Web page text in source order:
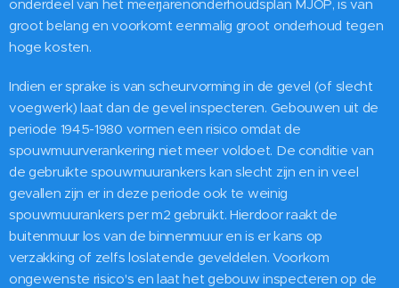
onderdeel van het meerjarenonderhoudsplan MJOP, is van
groot belang en voorkomt eenmalig groot onderhoud tegen
hoge kosten.
Indien er sprake is van scheurvorming in de gevel (of slecht
voegwerk) laat dan de gevel inspecteren. Gebouwen uit de
periode 1945-1980 vormen een risico omdat de
spouwmuurverankering niet meer voldoet. De conditie van
de gebruikte spouwmuurankers kan slecht zijn en in veel
gevallen zijn er in deze periode ook te weinig
spouwmuurankers per m2 gebruikt. Hierdoor raakt de
buitenmuur los van de binnenmuur en is er kans op
verzakking of zelfs loslatende geveldelen. Voorkom
ongewenste risico's en laat het gebouw inspecteren op de